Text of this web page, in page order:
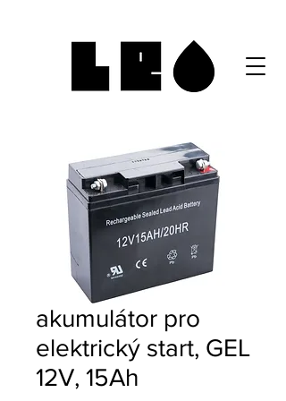
akumulátor pro
elektrický start, GEL
12V, 15Ah